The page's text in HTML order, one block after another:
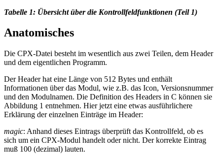
Tabelle 1: Übersicht über die Kontrollfeldfunktionen (Teil 1)
Anatomisches
Die CPX-Datei besteht im wesentlich aus zwei Teilen, dem Header
und dem eigentlichen Programm.
Der Header hat eine Länge von 512 Bytes und enthält
Informationen über das Modul, wie z.B. das Icon, Versionsnummer
und den Modulnamen. Die Definition des Headers in C können sie
Abbildung 1 entnehmen. Hier jetzt eine etwas ausführlichere
Erklärung der einzelnen Einträge im Header:
magic: Anhand dieses Eintrags überprüft das Kontrollfeld, ob es
sich um ein CPX-Modul handelt oder nicht. Der korrekte Eintrag
muß 100 (dezimal) lauten.